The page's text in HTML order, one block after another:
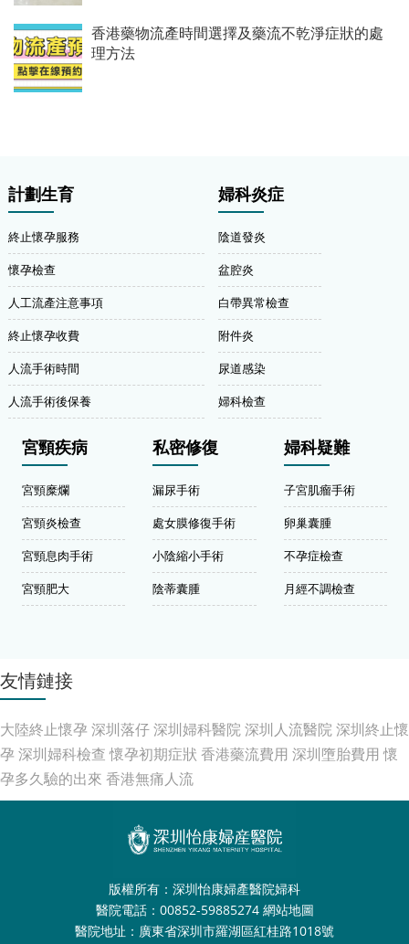
香港藥物流產時間選擇及藥流不乾淨症狀的處
理方法
計劃生育
終止懷孕服務
懷孕檢查
人工流產注意事項
終止懷孕收費
人流手術時間
人流手術後保養
婦科炎症
陰道發炎
盆腔炎
白帶異常檢查
附件炎
尿道感染
婦科檢查
宮頸疾病
宮頸糜爛
宮頸炎檢查
宮頸息肉手術
宮頸肥大
私密修復
漏尿手術
處女膜修復手術
小陰縮小手術
陰蒂囊腫
婦科疑難
子宮肌瘤手術
卵巢囊腫
不孕症檢查
月經不調檢查
友情鏈接
大陸終止懷孕 深圳落仔深圳婦科醫院深圳人流醫院深圳終止懷
孕 深圳婦科檢查 懷孕初期症狀 香港藥流費用 深圳墮胎費用 懷
孕多久驗的出來 香港無痛人流
版權所有：深圳怡康婦產醫院婦科
醫院電話：00852-59885274 網站地圖
醫院地址：廣東省深圳市羅湖區紅桂路1018號